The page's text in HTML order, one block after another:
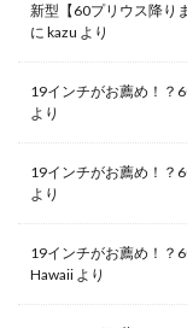
新型【60プリウス降り
に kazu より
19インチがお薦め！？
より
19インチがお薦め！？
より
19インチがお薦め！？
Hawaii より